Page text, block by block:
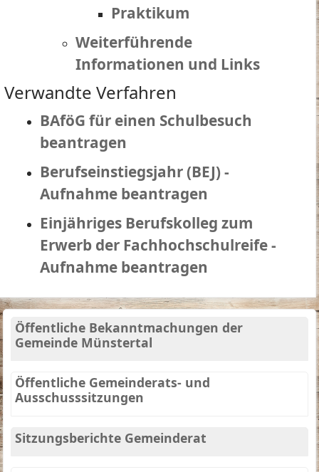
Praktikum
Weiterführende
Informationen und Links
Verwandte Verfahren
BAföG für einen Schulbesuch
beantragen
Berufseinstiegsjahr (BEJ) -
Aufnahme beantragen
Einjähriges Berufskolleg zum
Erwerb der Fachhochschulreife -
Aufnahme beantragen
Öffentliche Bekanntmachungen der
Gemeinde Münstertal
Öffentliche Gemeinderats- und
Ausschusssitzungen
Sitzungsberichte Gemeinderat